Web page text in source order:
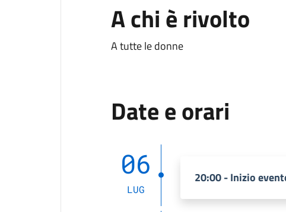
A chi è rivolto
A tutte le donne
Date e orari
06
LUG
20:00 - Inizio